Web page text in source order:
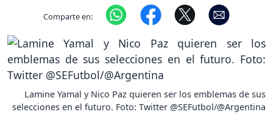
Comparte en:
Lamine Yamal y Nico Paz quieren ser los emblemas de sus
selecciones en el futuro. Foto: Twitter @SEFutbol/@Argentina